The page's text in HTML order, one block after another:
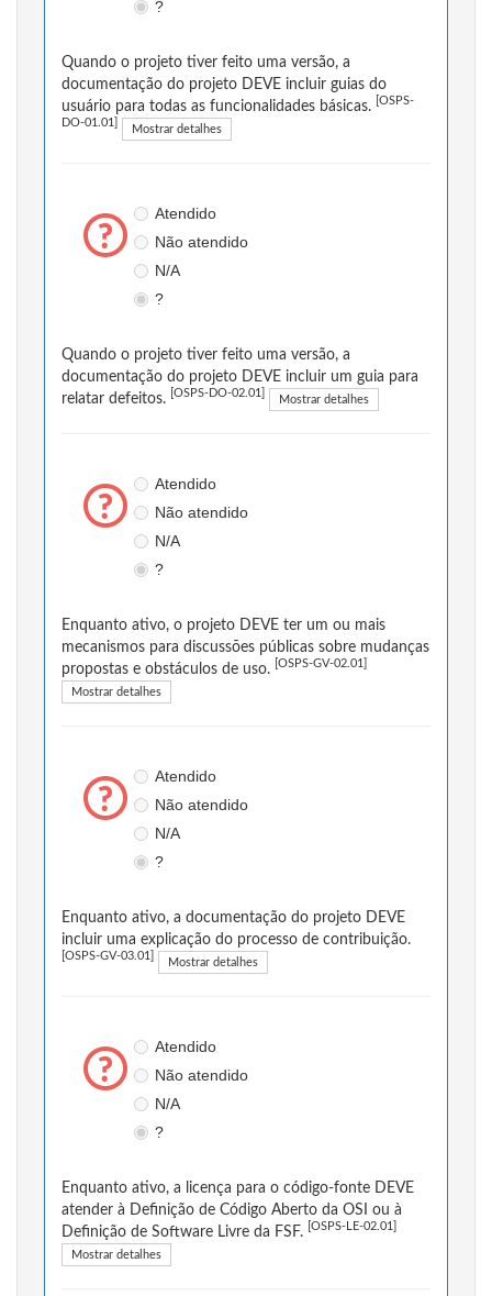
?
Quando o projeto tiver feito uma versão, a
documentação do projeto DEVE incluir guias do
usuário para todas as funcionalidades básicas.
[OSPS-
DO-01.01] Mostrar detalhes
Atendido
Não atendido
N/A
?
Quando o projeto tiver feito uma versão, a
documentação do projeto DEVE incluir um guia para
relatar defeitos.
[OSPS-DO-02.01] Mostrar detalhes
Atendido
Não atendido
N/A
?
Enquanto ativo, o projeto DEVE ter um ou mais
mecanismos para discussões públicas sobre mudanças
propostas e obstáculos de uso.
[OSPS-GV-02.01]
Mostrar detalhes
Atendido
Não atendido
N/A
?
Enquanto ativo, a documentação do projeto DEVE
incluir uma explicação do processo de contribuição.
[OSPS-GV-03.01] Mostrar detalhes
Atendido
Não atendido
N/A
?
Enquanto ativo, a licença para o código-fonte DEVE
atender à Definição de Código Aberto da OSI ou à
Definição de Software Livre da FSF.
[OSPS-LE-02.01]
Mostrar detalhes